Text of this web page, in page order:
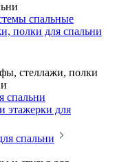
спальные
полки для спальни
стеллажи, полки
спальни
этажерки для
спальни